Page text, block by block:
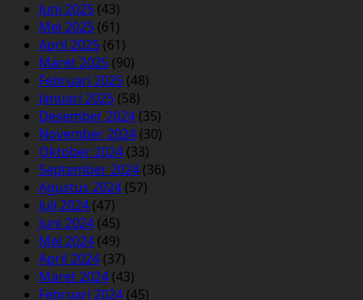
Juni 2025 (43)
Mei 2025 (61)
April 2025 (61)
Maret 2025 (90)
Februari 2025 (48)
Januari 2025 (58)
Desember 2024 (35)
November 2024 (30)
Oktober 2024 (33)
September 2024 (36)
Agustus 2024 (57)
Juli 2024 (47)
Juni 2024 (45)
Mei 2024 (49)
April 2024 (37)
Maret 2024 (43)
Februari 2024 (45)